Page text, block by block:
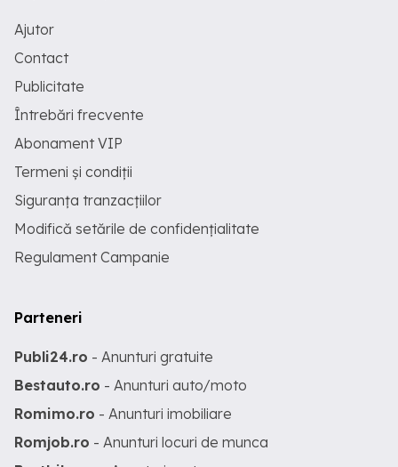
Ajutor
Contact
Publicitate
Întrebări frecvente
Abonament VIP
Termeni și condiții
Siguranța tranzacțiilor
Modifică setările de confidențialitate
Regulament Campanie
Parteneri
Publi24.ro - Anunturi gratuite
Bestauto.ro - Anunturi auto/moto
Romimo.ro - Anunturi imobiliare
Romjob.ro - Anunturi locuri de munca